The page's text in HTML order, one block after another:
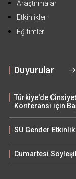
Araştırmalar
Etkinlikler
Eğitimler
Duyurular
Türkiye'de
Konferansı için
SU Gender
Cumartesi